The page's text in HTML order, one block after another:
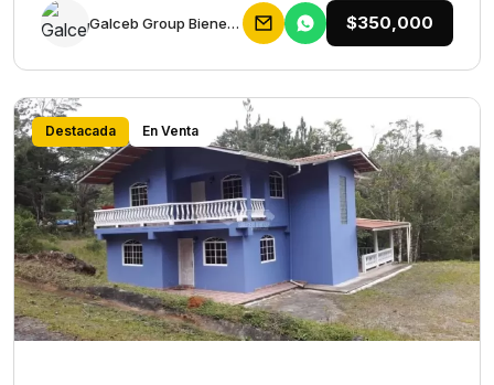
Galceb Group Bienes Raices $350,000
Destacada En Venta